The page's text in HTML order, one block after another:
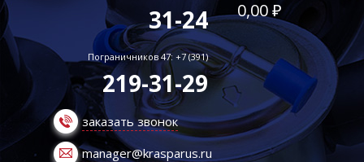
31-24
Пограничников 47: +7 (391)
219-31-29
заказать звонок
manager@krasparus.ru
0,00 ₽